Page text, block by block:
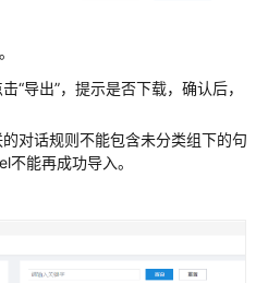
击“导出”，提示是否下载，确认后，
对话规则不能包含未分类组下的句
能再成功导入。